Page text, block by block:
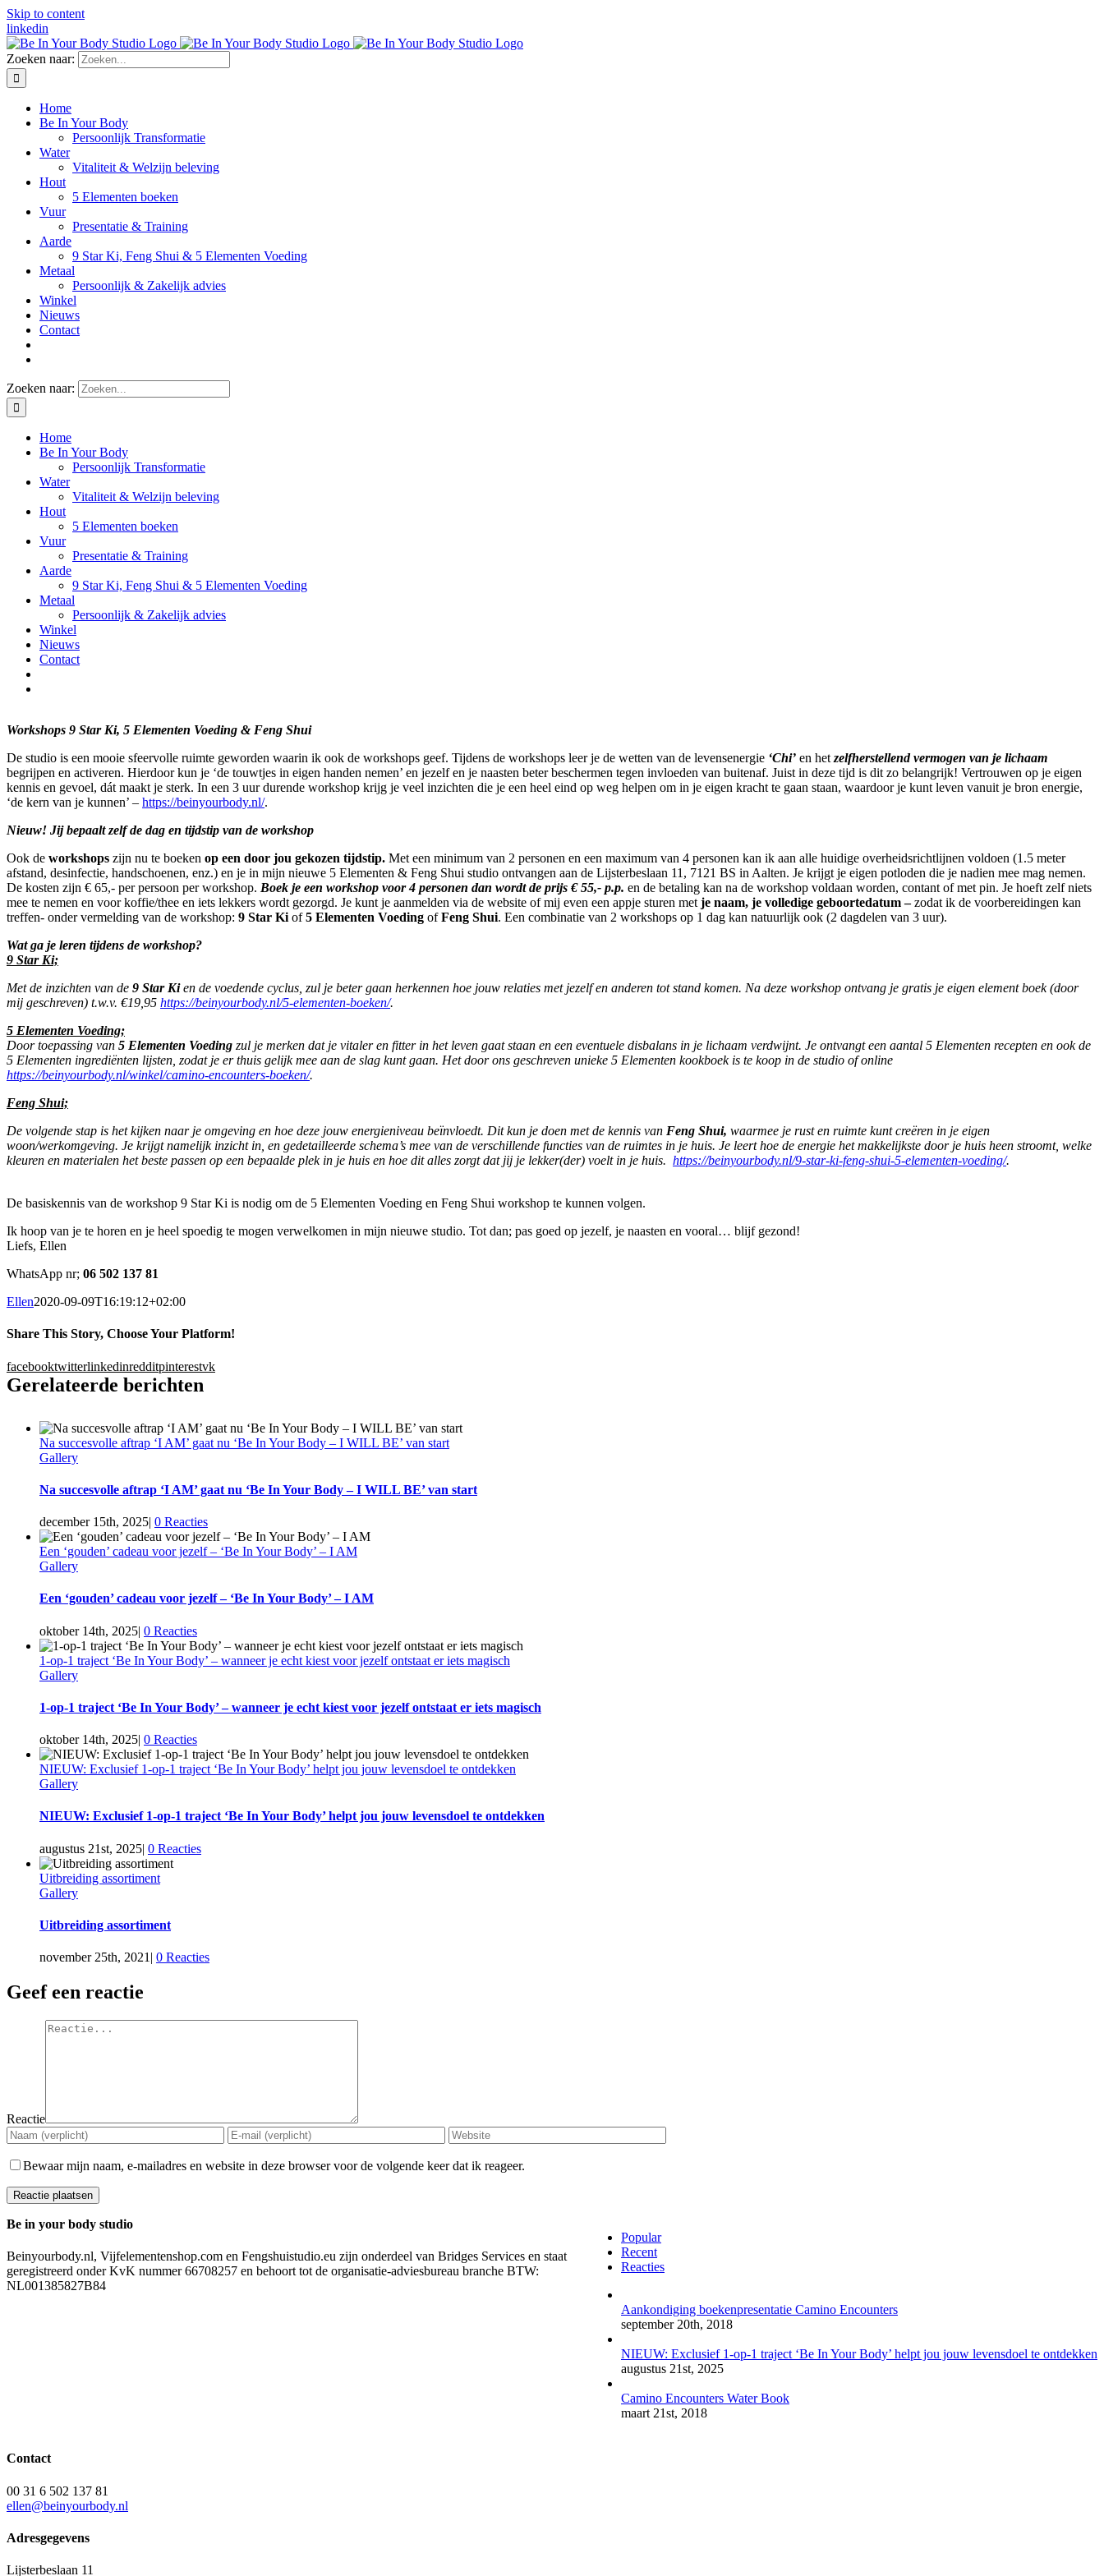
Skip to content
linkedin
Zoeken naar:
Home
Be In Your Body
Persoonlijk Transformatie
Water
Vitaliteit & Welzijn beleving
Hout
5 Elementen boeken
Vuur
Presentatie & Training
Aarde
9 Star Ki, Feng Shui & 5 Elementen Voeding
Metaal
Persoonlijk & Zakelijk advies
Winkel
Nieuws
Contact
Zoeken naar:
Home
Be In Your Body
Persoonlijk Transformatie
Water
Vitaliteit & Welzijn beleving
Hout
5 Elementen boeken
Vuur
Presentatie & Training
Aarde
9 Star Ki, Feng Shui & 5 Elementen Voeding
Metaal
Persoonlijk & Zakelijk advies
Winkel
Nieuws
Contact
Workshops 9 Star Ki, 5 Elementen Voeding & Feng Shui
De studio is een mooie sfeervolle ruimte geworden waarin ik ook de workshops geef. Tijdens de workshops leer je de wetten van de levensenergie ‘Chi’ en het zelfherstellend vermogen van je lichaam
begrijpen en activeren. Hierdoor kun je ‘de touwtjes in eigen handen nemen’ en jezelf en je naasten beter beschermen tegen invloeden van buitenaf. Juist in deze tijd is dit zo belangrijk! Vertrouwen op je eigen
kennis en gevoel, dát maakt je sterk. In een 3 uur durende workshop krijg je veel inzichten die je een heel eind op weg helpen om in je eigen kracht te gaan staan, waardoor je kunt leven vanuit je bron energie,
‘de kern van je kunnen’ – https://beinyourbody.nl/.
Nieuw! Jij bepaalt zelf de dag en tijdstip van de workshop
Ook de workshops zijn nu te boeken op een door jou gekozen tijdstip. Met een minimum van 2 personen en een maximum van 4 personen kan ik aan alle huidige overheidsrichtlijnen voldoen (1.5 meter
afstand, desinfectie, handschoenen, enz.) en je in mijn nieuwe 5 Elementen & Feng Shui studio ontvangen aan de Lijsterbeslaan 11, 7121 BS in Aalten. Je krijgt je eigen potloden die je nadien mee mag nemen.
De kosten zijn € 65,- per persoon per workshop. Boek je een workshop voor 4 personen dan wordt de prijs € 55,- p.p. en de betaling kan na de workshop voldaan worden, contant of met pin. Je hoeft zelf niets
mee te nemen en voor koffie/thee en iets lekkers wordt gezorgd. Je kunt je aanmelden via de website of mij even een appje sturen met je naam, je volledige geboortedatum –zodat ik de voorbereidingen kan
treffen- onder vermelding van de workshop: 9 Star Ki of5 Elementen Voeding ofFeng Shui. Een combinatie van 2 workshops op 1 dag kan natuurlijk ook (2 dagdelen van 3 uur).
Wat ga je leren tijdens de workshop?
9 Star Ki;
Met de inzichten van de 9 Star Kien de voedende cyclus, zul je beter gaan herkennen hoe jouw relaties met jezelf en anderen tot stand komen. Na deze workshop ontvang je gratis je eigen element boek (door
mij geschreven) t.w.v. €19,95 https://beinyourbody.nl/5-elementen-boeken/.
5 Elementen Voeding;
Door toepassing van 5 Elementen Voeding zul je merken dat je vitaler en fitter in het leven gaat staan en een eventuele disbalans in je lichaam verdwijnt. Je ontvangt een aantal 5 Elementen recepten en ook de
5 Elementen ingrediënten lijsten, zodat je er thuis gelijk mee aan de slag kunt gaan. Het door ons geschreven unieke 5 Elementen kookboek is te koop in de studio of online
https://beinyourbody.nl/winkel/camino-encounters-boeken/.
Feng Shui;
De volgende stap is het kijken naar je omgeving en hoe deze jouw energieniveau beïnvloedt. Dit kun je doen met de kennis van Feng Shui, waarmee je rust en ruimte kunt creëren in je eigen
woon/werkomgeving. Je krijgt namelijk inzicht in, en gedetailleerde schema’s mee van de verschillende functies van de ruimtes in je huis. Je leert hoe de energie het makkelijkste door je huis heen stroomt, welke
kleuren en materialen het beste passen op een bepaalde plek in je huis en hoe dit alles zorgt dat jij je lekker(der) voelt in je huis. https://beinyourbody.nl/9-star-ki-feng-shui-5-elementen-voeding/.
De basiskennis van de workshop 9 Star Ki is nodig om de 5 Elementen Voeding en Feng Shui workshop te kunnen volgen.
Ik hoop van je te horen en je heel spoedig te mogen verwelkomen in mijn nieuwe studio. Tot dan; pas goed op jezelf, je naasten en vooral… blijf gezond!
Liefs, Ellen
WhatsApp nr; 06 502 137 81
Ellen2020-09-09T16:19:12+02:00
Share This Story, Choose Your Platform!
facebooktwitterlinkedinredditpinterestvk
Gerelateerde berichten
Na succesvolle aftrap ‘I AM’ gaat nu ‘Be In Your Body – I WILL BE’ van start
Gallery
Na succesvolle aftrap ‘I AM’ gaat nu ‘Be In Your Body – I WILL BE’ van start
december 15th, 2025| 0 Reacties
Een ‘gouden’ cadeau voor jezelf – ‘Be In Your Body’ – I AM
Gallery
Een ‘gouden’ cadeau voor jezelf – ‘Be In Your Body’ – I AM
oktober 14th, 2025| 0 Reacties
1-op-1 traject ‘Be In Your Body’ – wanneer je echt kiest voor jezelf ontstaat er iets magisch
Gallery
1-op-1 traject ‘Be In Your Body’ – wanneer je echt kiest voor jezelf ontstaat er iets magisch
oktober 14th, 2025| 0 Reacties
NIEUW: Exclusief 1-op-1 traject ‘Be In Your Body’ helpt jou jouw levensdoel te ontdekken
Gallery
NIEUW: Exclusief 1-op-1 traject ‘Be In Your Body’ helpt jou jouw levensdoel te ontdekken
augustus 21st, 2025| 0 Reacties
Uitbreiding assortiment
Gallery
Uitbreiding assortiment
november 25th, 2021 | 0 Reacties
Geef een reactie
Reactie
Bewaar mijn naam, e-mailadres en website in deze browser voor de volgende keer dat ik reageer.
Popular
Recent
Reacties
Aankondiging boekenpresentatie Camino Encounters
september 20th, 2018
NIEUW: Exclusief 1-op-1 traject ‘Be In Your Body’ helpt jou jouw levensdoel te ontdekken
augustus 21st, 2025
Camino Encounters Water Book
maart 21st, 2018
Be in your body studio
Beinyourbody.nl, Vijfelementenshop.com en Fengshuistudio.eu zijn onderdeel van Bridges Services en staat
geregistreerd onder KvK nummer 66708257 en behoort tot de organisatie-adviesbureau branche BTW:
NL001385827B84
Contact
00 31 6 502 137 81
ellen@beinyourbody.nl
Adresgegevens
Lijsterbeslaan 11